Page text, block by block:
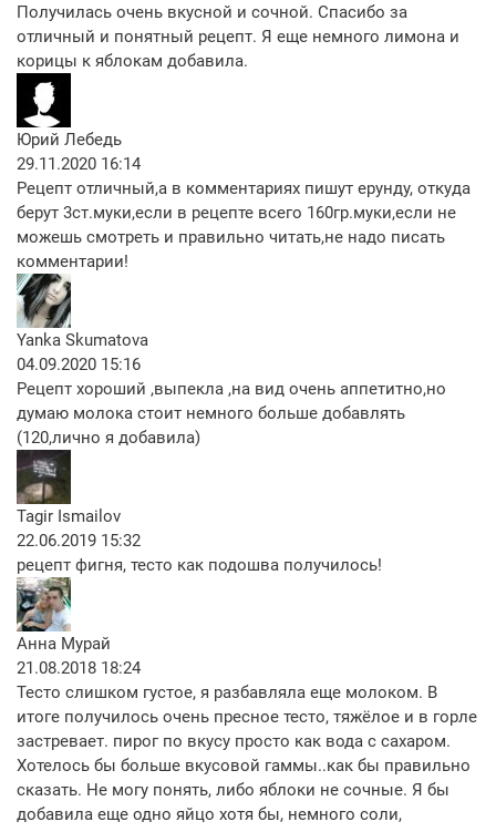
Получилась очень вкусной и сочной. Спасибо за
отличный и понятный рецепт. Я еще немного лимона и
корицы к яблокам добавила.
Юрий Лебедь
29.11.2020 16:14
Рецепт отличный,а в комментариях пишут ерунду, откуда
берут 3ст.муки,если в рецепте всего 160гр.муки,если не
можешь смотреть и правильно читать,не надо писать
комментарии!
Yanka Skumatova
04.09.2020 15:16
Рецепт хороший ,выпекла ,на вид очень аппетитно,но
думаю молока стоит немного больше добавлять
(120,лично я добавила)
Tagir Ismailov
22.06.2019 15:32
рецепт фигня, тесто как подошва получилось!
Анна Мурай
21.08.2018 18:24
Тесто слишком густое, я разбавляла еще молоком. В
итоге получилось очень пресное тесто, тяжёлое и в горле
застревает. пирог по вкусу просто как вода с сахаром.
Хотелось бы больше вкусовой гаммы..как бы правильно
сказать. Не могу понять, либо яблоки не сочные. Я бы
добавила еще одно яйцо хотя бы, немного соли,